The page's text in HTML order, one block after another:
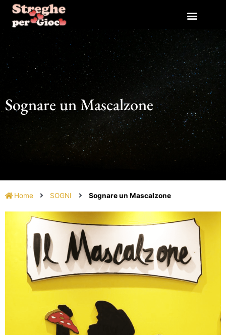
contenuto
Sognare un Mascalzone
Home SOGNI Sognare un Mascalzone